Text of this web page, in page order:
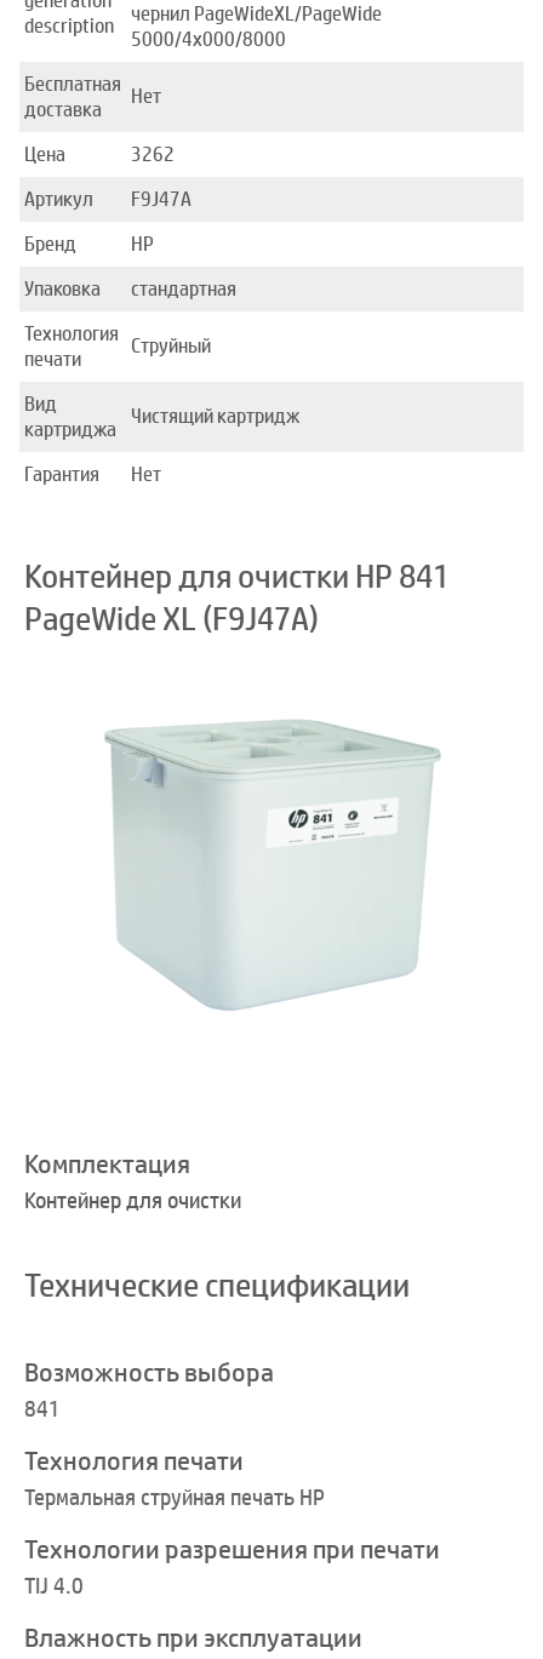
description
чернил PageWideXL/PageWide
5000/4x000/8000
Бесплатная
доставка
Нет
Цена
3262
Артикул
F9J47A
Бренд
HP
Упаковка
стандартная
Технология
печати
Струйный
Вид
картриджа
Чистящий картридж
Гарантия Нет
Контейнер для очистки HP 841
PageWide XL (F9J47A)
Комплектация
Контейнер для очистки
Технические спецификации
Возможность выбора
841
Технология печати
Термальная струйная печать HP
Технологии разрешения при печати
TIJ 4.0
Влажность при эксплуатации